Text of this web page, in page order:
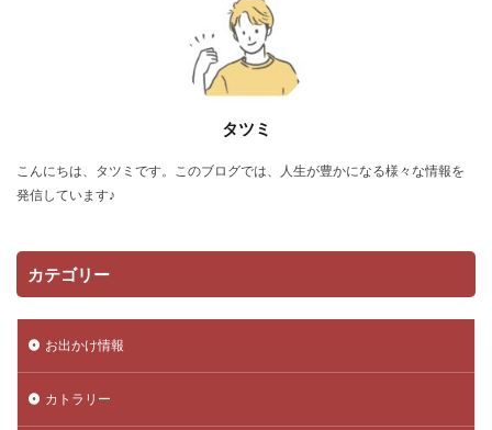
タツミ
こんにちは、タツミです。このブログでは、人生が豊かになる様々な情報を
発信しています♪
カテゴリー
お出かけ情報
カトラリー